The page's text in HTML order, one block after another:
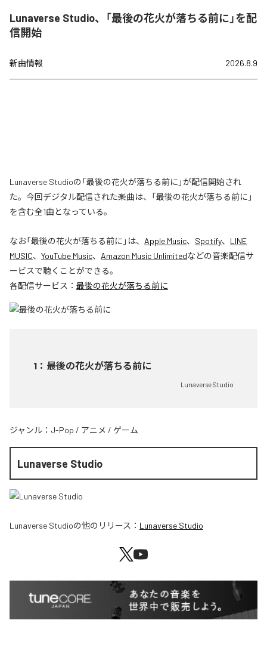
Lunaverse Studio、「最後の花火が落ちる前に」を配
信開始
新曲情報 2026.8.9
Lunaverse Studioの「最後の花火が落ちる前に」が配信開始され
た。今回デジタル配信された楽曲は、「最後の花火が落ちる前に」
を含む全1曲となっている。
なお「最後の花火が落ちる前に 」は、 Apple Music、 Spotify、 LINE
MUSIC、 YouTube Music、 Amazon Music Unlimitedなどの音楽配信サ
ービスで聴くことができる。
各配信サービス： 最後の花火が落ちる前に
1 ： 最後の花火が落ちる前に
Lunaverse Studio
ジャンル： J-Pop / アニメ / ゲーム
Lunaverse Studio
Lunaverse Studioの他のリリース： Lunaverse Studio